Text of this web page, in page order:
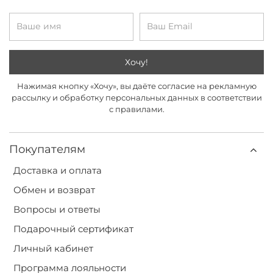
Покупателям
Доставка и оплата
Обмен и возврат
Вопросы и ответы
Подарочный сертификат
Личный кабинет
Программа лояльности
Хочу!
Нажимая кнопку «Хочу», вы даёте согласие на рекламную
рассылку и обработку персональных данных в соответствии
с правилами.